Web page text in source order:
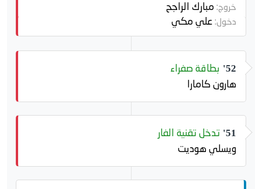
خروج: مبارك الراجح
دخول:علي مكي
52' بطاقة صفراء
هارون كامارا
51' تدخل تقنية الفار
ويسلي هوديت